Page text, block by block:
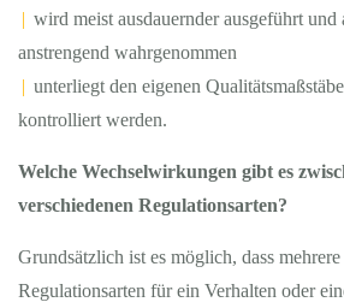
| wird meist ausdauernder ausgeführt und
anstrengend wahrgenommen
| unterliegt den eigenen
kontrolliert werden.
Welche Wechselwirkungen gibt es
verschiedenen Regulationsarten?
Grundsätzlich ist es möglich, dass
Regulationsarten für ein Verhalten oder